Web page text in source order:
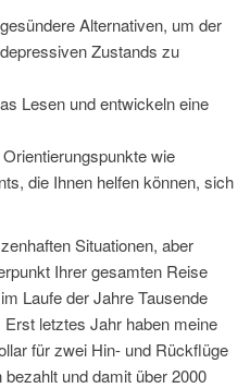
Alternativen, um der
Zustands zu
Lesen und entwickeln eine
wie
die Ihnen helfen können, sich
Situationen, aber
Ihrer gesamten Reise
Laufe der Jahre Tausende
letztes Jahr haben meine
für zwei Hin- und Rückflüge
und damit über 2000